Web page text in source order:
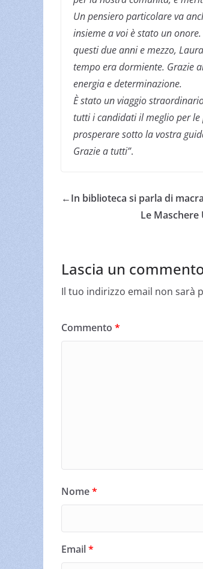
Un pensiero particolare va
insieme a voi è stato un
questi due anni e mezzo,
tempo era dormiente. Grazie
energia e determinazione.
È stato un viaggio
tutti i candidati il meglio per le
prosperare sotto la vostra
Grazie a tutti”.
←In biblioteca si parla di
Le Maschere
Lascia un
Il tuo indirizzo email non sarà
Commento *
Nome*
Email*